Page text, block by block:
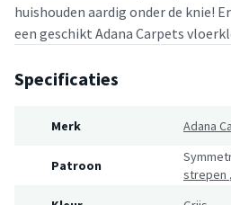
huishouden aardig onder de knie!
een geschikt Adana Carpets
Specificaties
Merk Adana
Patroon
strepen ,